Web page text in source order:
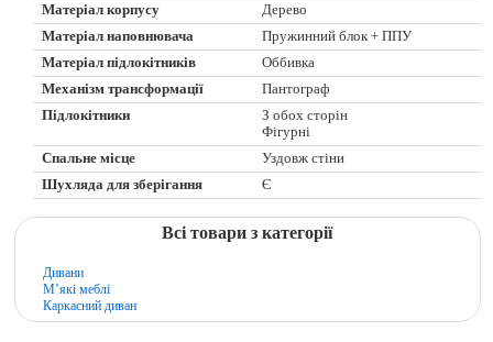
Матеріал корпусу
Дерево
Матеріал наповнювача
Пружинний блок + ППУ
Матеріал підлокітників
Оббивка
Механізм трансформації
Пантограф
Підлокітники
З обох сторін
Фігурні
Спальне місце
Уздовж стіни
Шухляда для зберігання
Є
Всі товари з категорії
Дивани
М’які меблі
Каркасний диван